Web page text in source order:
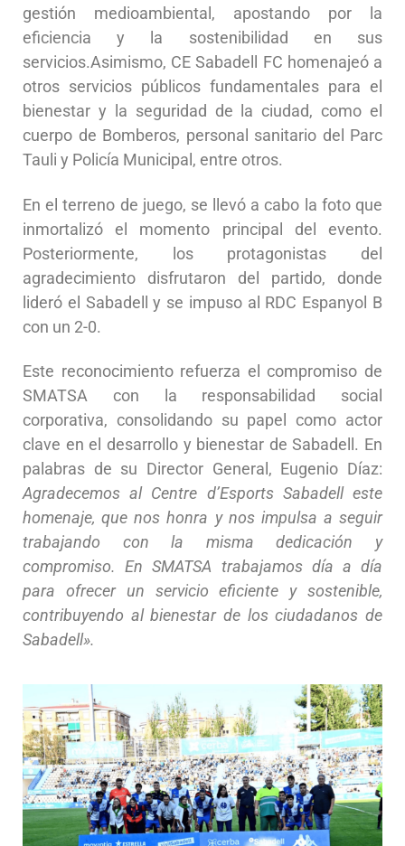
gestión medioambiental, apostando por la
eficiencia y la sostenibilidad en sus
servicios.Asimismo, CE Sabadell FC homenajeó a
otros servicios públicos fundamentales para el
bienestar y la seguridad de la ciudad, como el
cuerpo de Bomberos, personal sanitario del Parc
Tauli y Policía Municipal, entre otros.
En el terreno de juego, se llevó a cabo la foto que
inmortalizó el momento principal del evento.
Posteriormente, los protagonistas del
agradecimiento disfrutaron del partido, donde
lideró el Sabadell y se impuso al RDC Espanyol B
con un 2-0.
Este reconocimiento refuerza el compromiso de
SMATSA con la responsabilidad social
corporativa, consolidando su papel como actor
clave en el desarrollo y bienestar de Sabadell. En
palabras de su Director General, Eugenio Díaz:
Agradecemos al Centre d’Esports Sabadell este
homenaje, que nos honra y nos impulsa a seguir
trabajando con la misma dedicación y
compromiso. En SMATSA trabajamos día a día
para ofrecer un servicio eficiente y sostenible,
contribuyendo al bienestar de los ciudadanos de
Sabadell».